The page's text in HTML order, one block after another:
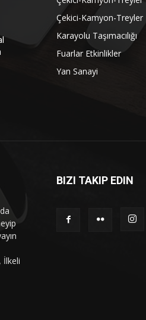
Çekici-Kamyon-Treyler
Karayolu Taşımacılığı
Fuarlar Etkinlikler
Yan Sanayi
İlkeli
BIZI TAKIP EDIN